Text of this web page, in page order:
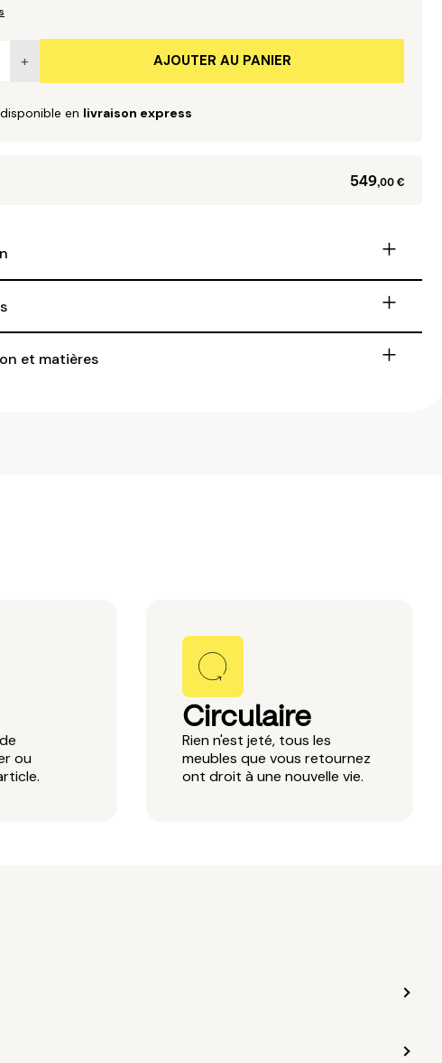
+ AJOUTER AU PANIER
en livraison express
549 ,00 €
+
+
et matières +
ou
Circulaire
Rien n'est jeté, tous les
meubles que vous retournez
ont droit à une nouvelle vie.